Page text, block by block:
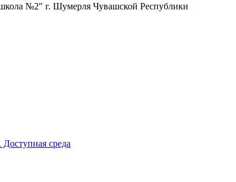
№2" г. Шумерля Чувашской Республики
среда